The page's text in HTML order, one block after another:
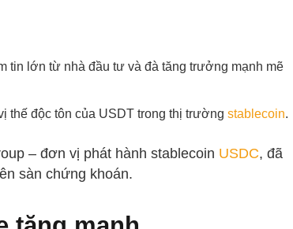
tin lớn từ nhà đầu tư và đà tăng trưởng mạnh mẽ
thế độc tôn của USDT trong thị trườngstablecoin.
– đơn vị phát hành stablecoin USDC, đã
sàn chứng khoán.